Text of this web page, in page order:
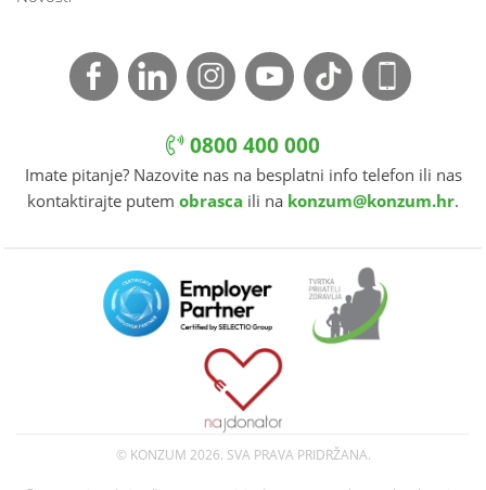
0800 400 000
Imate pitanje? Nazovite nas na besplatni info telefon ili nas
kontaktirajte putem obrasca ili na konzum@konzum.hr.
© KONZUM 2026. SVA PRAVA PRIDRŽANA.